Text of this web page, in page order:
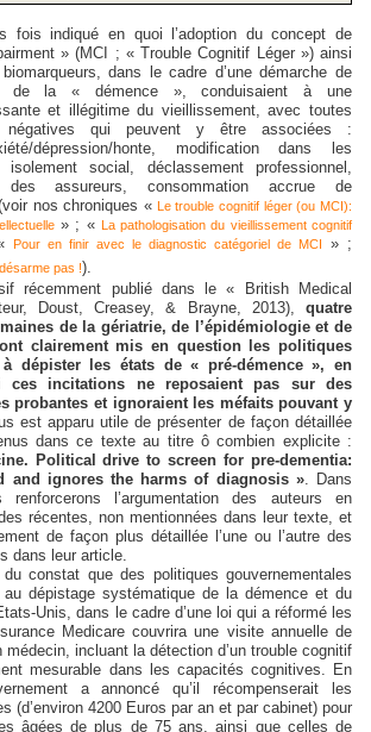
fois indiqué en quoi l’adoption du concept de
» (MCI ; « Trouble Cognitif Léger ») ainsi
dans le cadre d’une démarche de
de la « démence », conduisaient à une
et illégitime du vieillissement, avec toutes
négatives qui peuvent y être associées :
dépression/honte, modification dans les
social, déclassement professionnel,
des assureurs, consommation accrue de
nos chroniques « Le trouble cognitif léger (ou MCI):
» ; « La pathologisation du vieillissement cognitif
Pour en finir avec le diagnostic catégoriel de MCI
» ;
pas !).
récemment publié dans le « British Medical
Doust, Creasey, & Brayne, 2013), quatre
de la gériatrie, de l’épidémiologie et de
clairement mis en question les politiques
dépister les états de « pré-démence », en
ces incitations ne reposaient pas sur des
probantes et ignoraient les méfaits pouvant y
est apparu utile de présenter de façon détaillée
dans ce texte au titre ô combien explicite :
Political drive to screen for pre-dementia:
and ignores the harms of diagnosis ».
Dans
l’argumentation des auteurs en
récentes, non mentionnées dans leur texte, et
de façon plus détaillée l’une ou l’autre des
dans leur article.
constat que des politiques gouvernementales
dépistage systématique de la démence et du
Unis, dans le cadre d’une loi qui a réformé les
Medicare couvrira une visite annuelle de
médecin, incluant la détection d’un trouble cognitif
mesurable dans les capacités cognitives. En
a annoncé qu’il récompenserait les
(d’environ 4200 Euros par an et par cabinet) pour
âgées de plus de 75 ans, ainsi que celles de